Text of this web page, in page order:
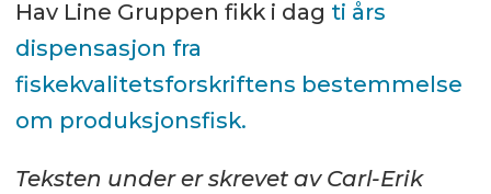
Hav Line Gruppen fikk i dag ti års
dispensasjon fra
fiskekvalitetsforskriftens bestemmelse
om produksjonsfisk.
Teksten under er skrevet av Carl-Erik